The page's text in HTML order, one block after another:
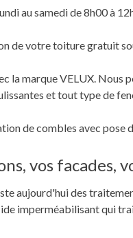
au samedi de 8h00 à
de votre toiture gratuit
la marque VELUX. Nous
et tout type de
de combles avec pose
vos facades,
aujourd'hui des
imperméabilisant qui